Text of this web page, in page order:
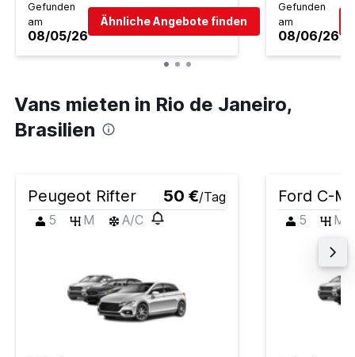
Gefunden
am
08/05/26
Ähnliche Angebote finden
Gefunden
am
08/06/26
Vans mieten in Rio de Janeiro,
Brasilien
Peugeot Rifter 50 €/Tag
5
M A/C
Ford C-
5 M